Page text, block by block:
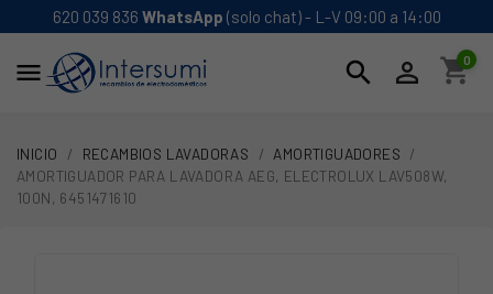
620 039 836 WhatsApp (solo chat) - L-V 09:00 a 14:00
 search  shopping_cart
0
INICIO RECAMBIOS LAVADORAS
AMORTIGUADORES
AMORTIGUADOR PARA LAVADORA AEG, ELECTROLUX LAV508W,
100N, 6451471610